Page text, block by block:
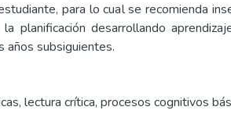
para lo cual se recomienda
planificación desarrollando
años subsiguientes.
, lectura crítica, procesos cognitivos